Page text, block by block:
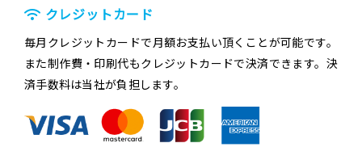
クレジットカード
毎月クレジットカードで月額お支払い頂くことが可能です。
また制作費・印刷代もクレジットカードで決済できます。決
済手数料は当社が負担します。